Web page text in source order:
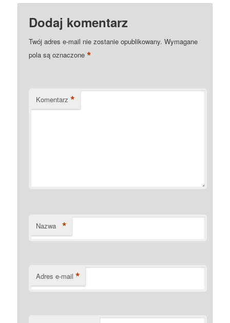
Dodaj komentarz
Twój adres e-mail nie zostanie opublikowany. Wymagane
pola są oznaczone*
Komentarz *
Nazwa *
Adres e-mail *